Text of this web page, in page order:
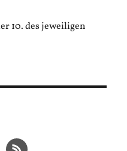
10. des jeweiligen